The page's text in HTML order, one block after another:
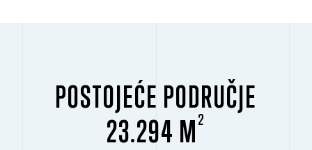
POSTOJEĆE PODRUČJE
23.294 M 2